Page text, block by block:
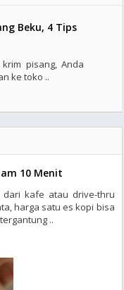
Beku, 4 Tips
pisang, Anda
ke toko ..
10 Menit
dari kafe atau drive-thru
harga satu es kopi bisa
..